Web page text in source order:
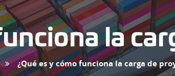
la
¿Qué es y cómo funciona la carga de